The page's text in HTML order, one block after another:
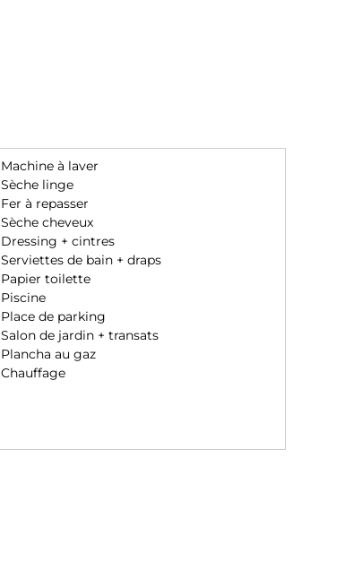
Machine à laver
Sèche linge
Fer à repasser
Sèche cheveux
Dressing + cintres
Serviettes de bain + draps
Papier toilette
Piscine
Place de parking
Salon de jardin + transats
Plancha au gaz
Chauffage